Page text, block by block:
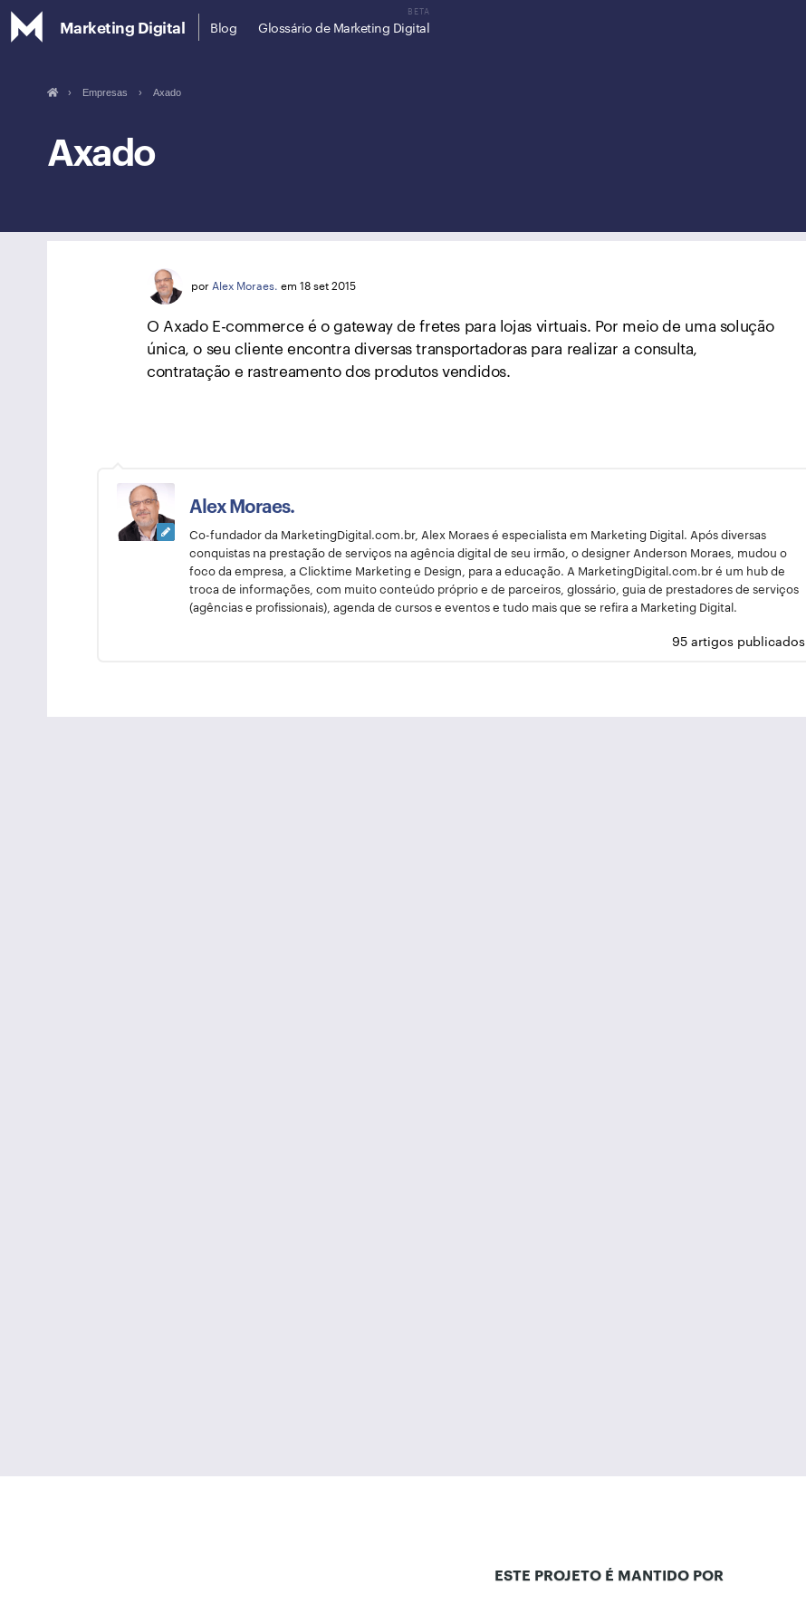
Marketing Digital Blog Glossário de Marketing Digital
› Empresas › Axado
Axado
por Alex Moraes. em 18 set 2015
O Axado E-commerce é o gateway de fretes para lojas virtuais. Por meio de uma solução
única, o seu cliente encontra diversas transportadoras para realizar a consulta,
contratação e rastreamento dos produtos vendidos.
Alex Moraes.
Co-fundador da MarketingDigital.com.br, Alex Moraes é especialista em Marketing Digital. Após diversas
conquistas na prestação de serviços na agência digital de seu irmão, o designer Anderson Moraes, mudou o
foco da empresa, a Clicktime Marketing e Design, para a educação. A MarketingDigital.com.br é um hub de
troca de informações, com muito conteúdo próprio e de parceiros, glossário, guia de prestadores de serviços
(agências e profissionais), agenda de cursos e eventos e tudo mais que se refira a Marketing Digital.
95 artigos publicados
ESTE PROJETO É MANTIDO POR